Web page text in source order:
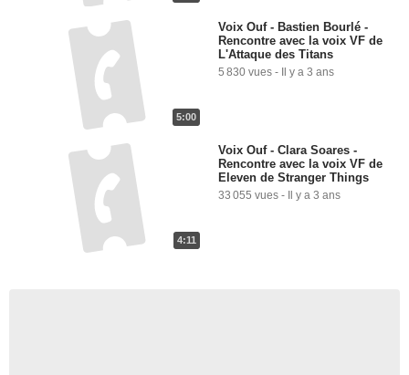
5:00
Voix Ouf - Bastien Bourlé -
Rencontre avec la voix VF de
L'Attaque des Titans
5 830 vues - Il y a 3 ans
4:11
Voix Ouf - Clara Soares -
Rencontre avec la voix VF de
Eleven de Stranger Things
33 055 vues - Il y a 3 ans